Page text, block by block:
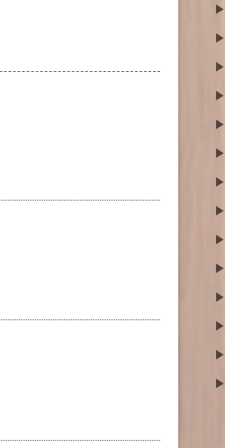
▶
▶
▶
▶
▶
▶
▶
▶
▶
▶
▶
▶
▶
▶